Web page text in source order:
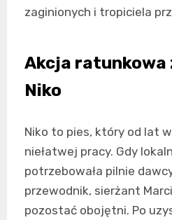
zaginionych i tropiciela
Akcja ratunkowa
Niko
Niko to pies, który od lat
niełatwej pracy. Gdy
potrzebowała pilnie
przewodnik, sierżant
pozostać obojętni. Po